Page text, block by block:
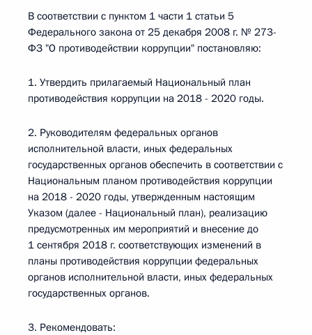
В соответствии с пунктом 1 части 1 статьи 5
Федерального закона от 25 декабря 2008 г. № 273-
ФЗ "О противодействии коррупции" постановляю:
1. Утвердить прилагаемый Национальный план
противодействия коррупции на 2018 - 2020 годы.
2. Руководителям федеральных органов
исполнительной власти, иных федеральных
государственных органов обеспечить в соответствии с
Национальным планом противодействия коррупции
на 2018 - 2020 годы, утвержденным настоящим
Указом (далее - Национальный план), реализацию
предусмотренных им мероприятий и внесение до
1 сентября 2018 г. соответствующих изменений в
планы противодействия коррупции федеральных
органов исполнительной власти, иных федеральных
государственных органов.
3. Рекомендовать: